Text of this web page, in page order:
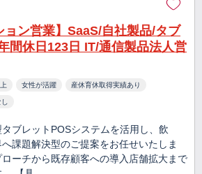
ョン営業】SaaS/自社製品/タブ
間休日123日 IT/通信製品法人営
女性が活躍 産休育休取得実績あり
ブレットPOSシステムを活用し、飲
課題解決型のご提案をお任せいたしま
ーチから既存顧客への導入店舗拡大まで